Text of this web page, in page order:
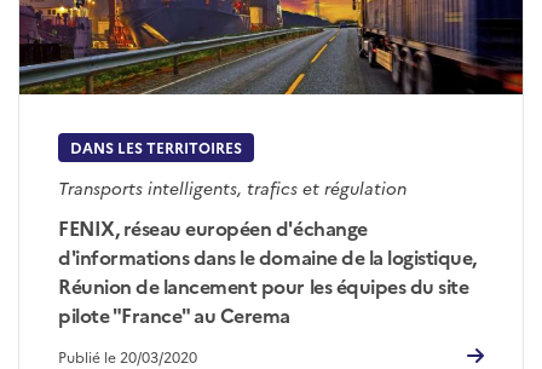
DANS LES TERRITOIRES
Transports intelligents, trafics et régulation
FENIX, réseau européen d'échange
d'informations dans le domaine de la logistique,
Réunion de lancement pour les équipes du site
pilote "France" au Cerema
Publié le 20/03/2020